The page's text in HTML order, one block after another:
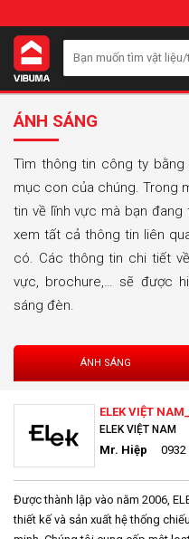
ÁNH SÁNG
Tìm thông tin công ty
mục con của chúng. Trong
tin về lĩnh vực mà bạn
xem tất cả thông tin liên
có. Các thông tin chi tiết
vực, brochure,… sẽ được
sáng đèn.
ÁNH SÁNG
ELEK VIỆT
ELEK VIỆT NAM
Mr. Hiệp 0932
Được thành lập vào năm 2006,
thiết kế và sản xuất hệ thống